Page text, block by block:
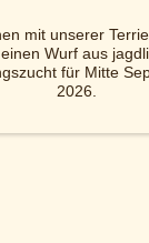
mit unserer
Wurf aus
für Mitte
2026.